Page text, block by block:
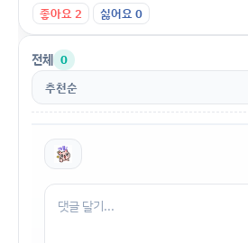
좋아요2 싫어요0
전체 0